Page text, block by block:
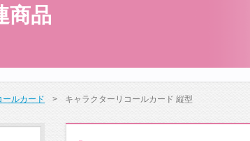
商品
ールカード > キャラクターリコールカード 縦型